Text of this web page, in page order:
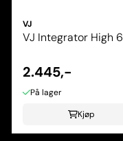
VJ
VJ Integrator High 6
2.445,-
På lager
Kjøp